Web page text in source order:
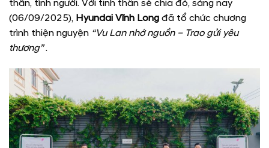
thân, tình người. Với tinh thần sẻ chia đó, sáng nay
(06/09/2025), Hyundai Vĩnh Long đã tổ chức chương
trình thiện nguyện “Vu Lan nhớ nguồn – Trao gửi yêu
thương”.